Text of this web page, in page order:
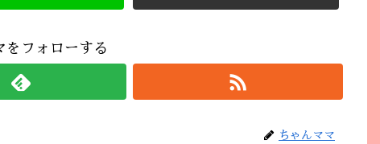
をフォローする
ちゃんママ